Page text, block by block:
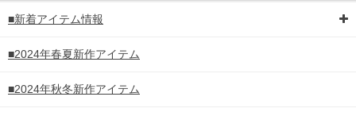
■新着アイテム情報
■2024年春夏新作アイテム
■2024年秋冬新作アイテム